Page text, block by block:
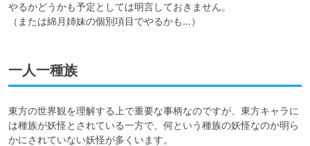
やるかどうかも予定としては明言しておきません。
（または綿月姉妹の個別項目でやるかも…）
一人一種族
東方の世界観を理解する上で重要な事柄なのですが、東方キャラに
は種族が妖怪とされている一方で、何という種族の妖怪なのか明ら
かにされていない妖怪が多くいます。